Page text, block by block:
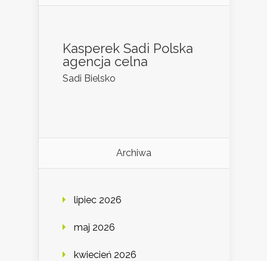
Kasperek Sadi Polska
agencja celna
Sadi Bielsko
Archiwa
lipiec 2026
maj 2026
kwiecień 2026